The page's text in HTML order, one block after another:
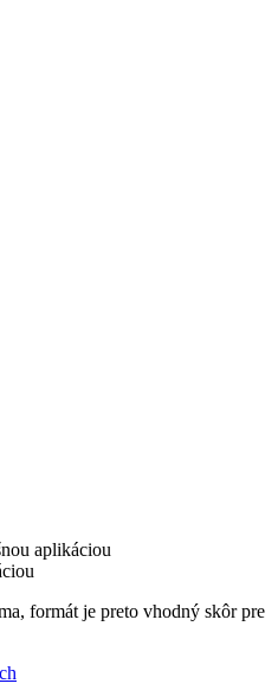
aplikáciou
formát je preto vhodný skôr pre